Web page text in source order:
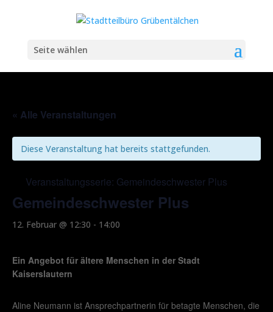
Seite wählen
« Alle Veranstaltungen
Diese Veranstaltung hat bereits stattgefunden.
Veranstaltungsserie: Gemeindeschwester Plus
Gemeindeschwester Plus
12. Februar @ 12:30 - 14:00
Ein Angebot für ältere Menschen in der Stadt
Kaiserslautern
Aline Neumann ist Ansprechpartnerin für betagte Menschen, die